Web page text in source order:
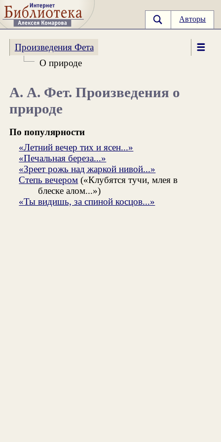
Авторы
Произведения Фета
О природе
А. А. Фет. Произведения о
природе
По популярности
«Летний вечер тих и ясен...»
«Печальная береза...»
«Зреет рожь над жаркой нивой...»
Степь вечером («Клубятся тучи, млея в
блеске алом...»)
«Ты видишь, за спиной косцов...»